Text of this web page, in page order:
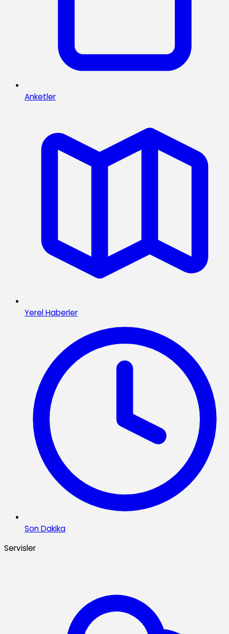
Anketler
Yerel Haberler
Son Dakika
Servisler